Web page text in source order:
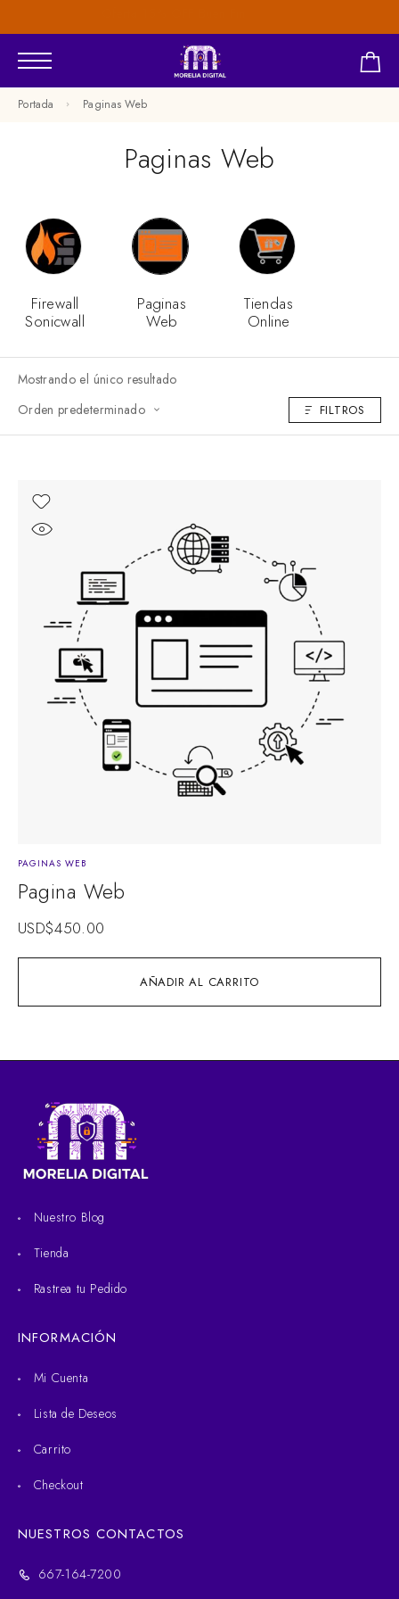
Portada Paginas Web
Paginas Web
Firewall
Sonicwall
Paginas
Web
Tiendas
Online
Mostrando el único resultado
Orden predeterminado
FILTROS
AÑADIR AL CARRITO
PAGINAS WEB
Pagina Web
USD$450.00
Nuestro Blog
Tienda
Rastrea tu Pedido
INFORMACIÓN
Mi Cuenta
Lista de Deseos
Carrito
Checkout
NUESTROS CONTACTOS
667-164-7200